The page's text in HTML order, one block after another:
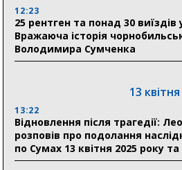
29 липня
18:13
Лікарня Святого
28 липня
19:07
Соціальні виплати без
Сумщини профінансував 2,5
12:23
25 рентген та понад 30 виїздів
Вражаюча історія
Володимира Сумченка
13 квітня
13:22
Відновлення після трагедії:
розповів про подолання
по Сумах 13 квітня 2025 року